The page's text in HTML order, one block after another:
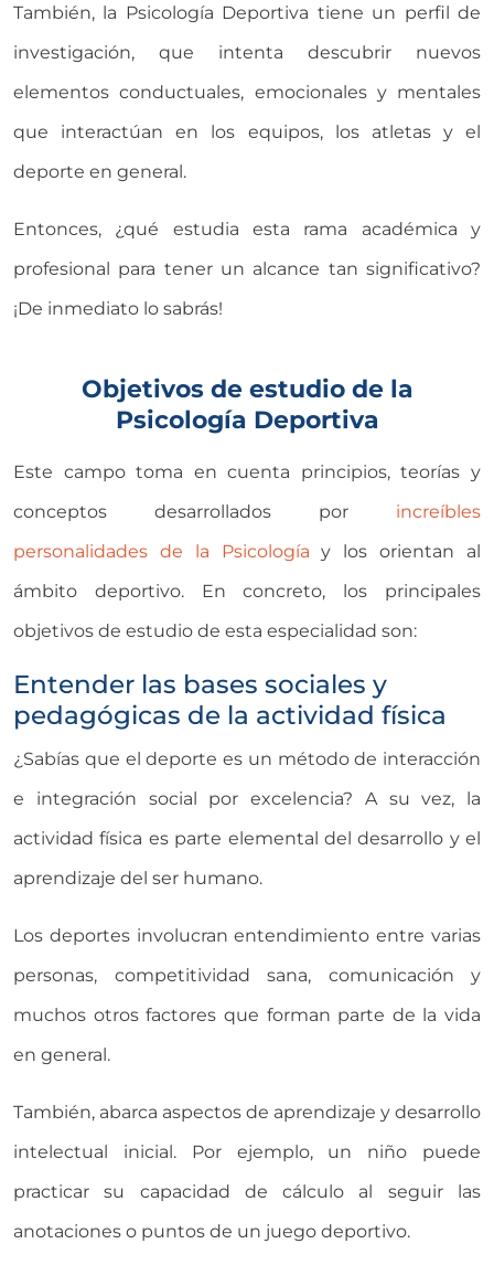
También, la Psicología Deportiva tiene un perfil de
investigación, que intenta descubrir nuevos
elementos conductuales, emocionales y mentales
que interactúan en los equipos, los atletas y el
deporte en general.
Entonces, ¿qué estudia esta rama académica y
profesional para tener un alcance tan significativo?
¡De inmediato lo sabrás!
Objetivos de estudio de la
Psicología Deportiva
Este campo toma en cuenta principios, teorías y
conceptos desarrollados por increíbles
personalidades de la Psicología y los orientan al
ámbito deportivo. En concreto, los principales
objetivos de estudio de esta especialidad son:
Entender las bases sociales y
pedagógicas de la actividad física
¿Sabías que el deporte es un método de interacción
e integración social por excelencia? A su vez, la
actividad física es parte elemental del desarrollo y el
aprendizaje del ser humano.
Los deportes involucran entendimiento entre varias
personas, competitividad sana, comunicación y
muchos otros factores que forman parte de la vida
en general.
También, abarca aspectos de aprendizaje y desarrollo
intelectual inicial. Por ejemplo, un niño puede
practicar su capacidad de cálculo al seguir las
anotaciones o puntos de un juego deportivo.